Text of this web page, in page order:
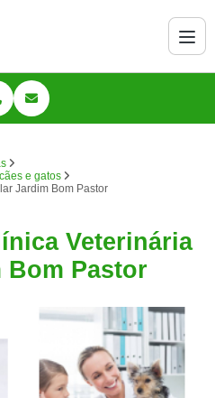
e gatos
Jardim Bom Pastor
Veterinária
Pastor